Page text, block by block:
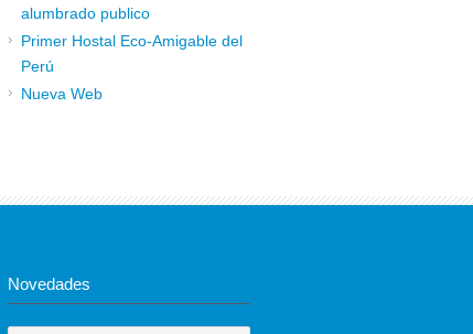
alumbrado publico
Primer Hostal Eco-Amigable del
Perú
Nueva Web
Novedades